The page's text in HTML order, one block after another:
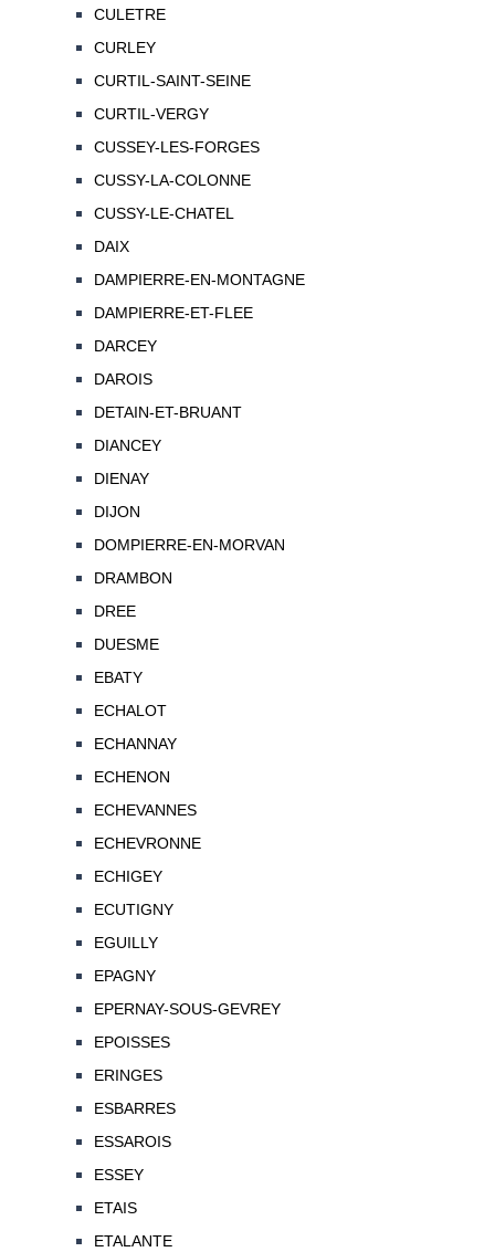
CULETRE
CURLEY
CURTIL-SAINT-SEINE
CURTIL-VERGY
CUSSEY-LES-FORGES
CUSSY-LA-COLONNE
CUSSY-LE-CHATEL
DAIX
DAMPIERRE-EN-MONTAGNE
DAMPIERRE-ET-FLEE
DARCEY
DAROIS
DETAIN-ET-BRUANT
DIANCEY
DIENAY
DIJON
DOMPIERRE-EN-MORVAN
DRAMBON
DREE
DUESME
EBATY
ECHALOT
ECHANNAY
ECHENON
ECHEVANNES
ECHEVRONNE
ECHIGEY
ECUTIGNY
EGUILLY
EPAGNY
EPERNAY-SOUS-GEVREY
EPOISSES
ERINGES
ESBARRES
ESSAROIS
ESSEY
ETAIS
ETALANTE